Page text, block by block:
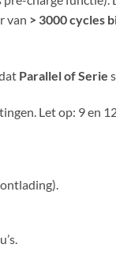
van > 3000 cycles
Parallel of Serie
Let op: 9 en